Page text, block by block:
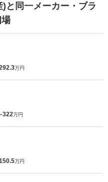
と同一メーカー・ブラ
万円
322万円
万円